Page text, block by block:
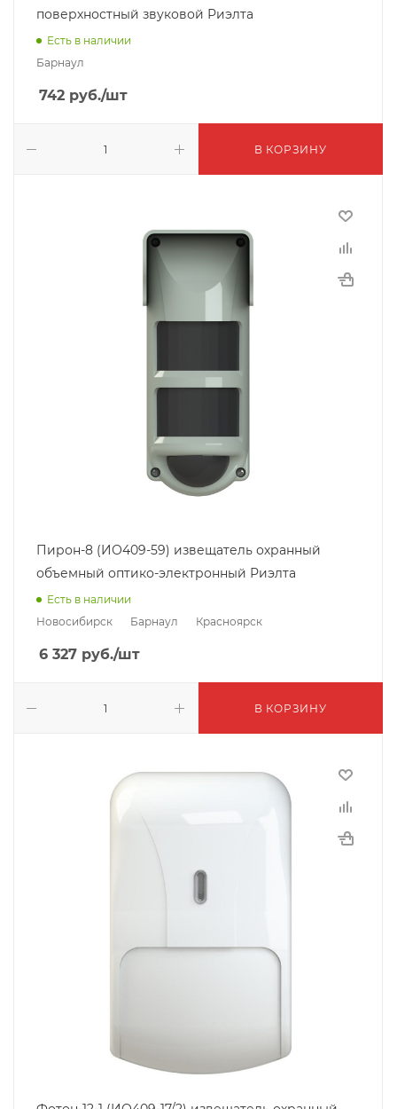
поверхностный звуковой Риэлта
Есть в наличии
Барнаул
742 руб./шт
В КОРЗИНУ
Пирон-8 (ИО409-59) извещатель охранный
объемный оптико-электронный Риэлта
Есть в наличии
Новосибирск
Барнаул Красноярск
6 327 руб./шт
В КОРЗИНУ